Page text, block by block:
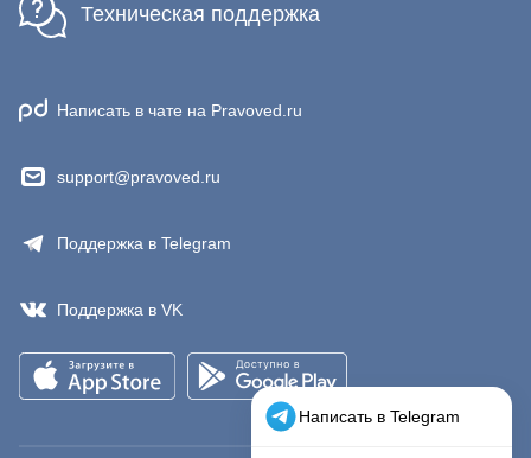
Техническая поддержка
Написать в чате на Pravoved.ru
support@pravoved.ru
Поддержка в Telegram
Поддержка в VK